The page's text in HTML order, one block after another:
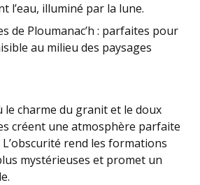
l’eau, illuminé par la lune.
de Ploumanac’h : parfaites pour
au milieu des paysages
le charme du granit et le doux
créent une atmosphère parfaite
rend les formations
mystérieuses et promet un